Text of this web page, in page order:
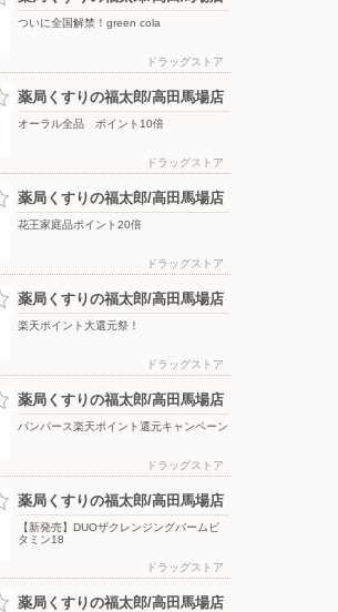
ついに全国解禁！green cola
ドラッグストア
薬局くすりの福太郎/高田馬場店
オーラル全品 ポイント10倍
ドラッグストア
薬局くすりの福太郎/高田馬場店
花王家庭品ポイント20倍
ドラッグストア
薬局くすりの福太郎/高田馬場店
楽天ポイント大還元祭！
ドラッグストア
薬局くすりの福太郎/高田馬場店
パンパース楽天ポイント還元キャンペーン
ドラッグストア
薬局くすりの福太郎/高田馬場店
【新発売】DUOザクレンジングバームビ
タミン18
ドラッグストア
薬局くすりの福太郎/高田馬場店